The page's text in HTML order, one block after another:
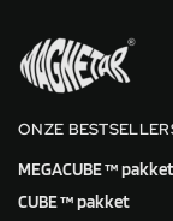
ONZE
MEGACUBE ™ pakket
CUBE ™ pakket